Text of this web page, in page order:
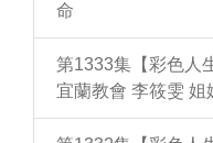
命
第1333集【彩色人
宜蘭教會 李筱雯 姐